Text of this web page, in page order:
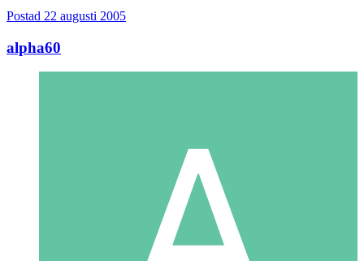
Postad 22 augusti 2005
alpha60